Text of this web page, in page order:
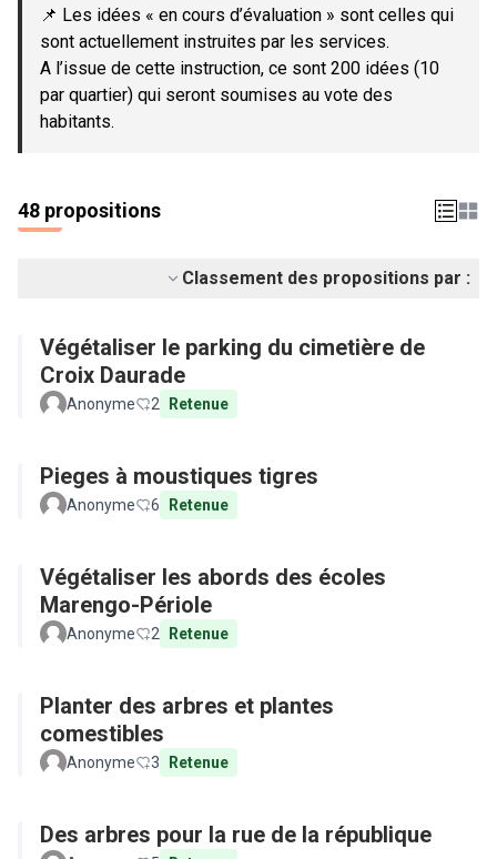
📌 Les idées « en cours d’évaluation » sont celles qui
sont actuellement instruites par les services.
A l’issue de cette instruction, ce sont 200 idées (10
par quartier) qui seront soumises au vote des
habitants.
48 propositions
Classement des propositions par :
Végétaliser le parking du cimetière de
Croix Daurade
Anonyme 2 Retenue
Pieges à moustiques tigres
Anonyme 6 Retenue
Végétaliser les abords des écoles
Marengo-Périole
Anonyme 2 Retenue
Planter des arbres et plantes
comestibles
Anonyme 3 Retenue
Des arbres pour la rue de la république